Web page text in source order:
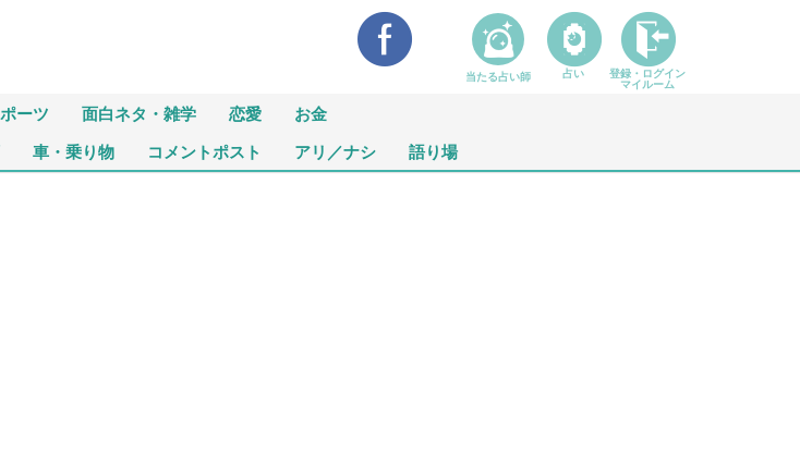
ーツ 面白ネタ・雑学 恋愛 お金
車・乗り物 コメントポスト アリ／ナシ 語り場
当たる占い師 占い
登録・ログイン
マイルーム